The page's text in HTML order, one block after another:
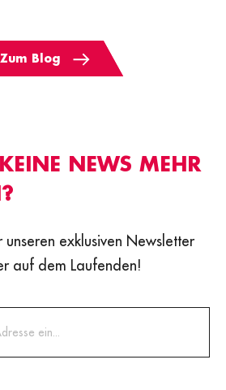
Zum Blog
NEWS MEHR
exklusiven Newsletter
auf dem Laufenden!